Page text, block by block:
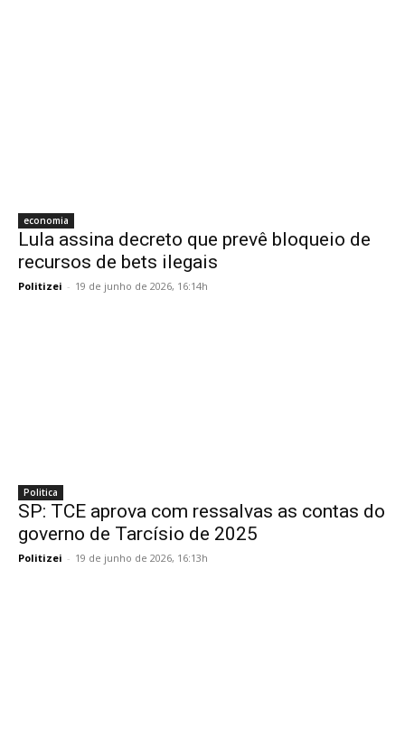
economia
Lula assina decreto que prevê bloqueio de
recursos de bets ilegais
Politizei - 19 de junho de 2026, 16:14h
Politica
SP: TCE aprova com ressalvas as contas do
governo de Tarcísio de 2025
Politizei - 19 de junho de 2026, 16:13h